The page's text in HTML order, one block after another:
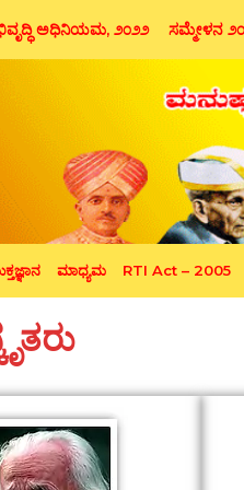
ಅಧಿನಿಯಮ, ೨೦೨೨ ಸಮ್ಮೇಳನ
ಮಾಧ್ಯಮ RTI Act – 2005